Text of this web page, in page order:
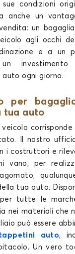
condizioni
anche un
un
agli occhi
e a un
investimento
ogni giorno.
per
tua auto
corrisponde
Il nostro
i costruttori e
vano, per
tua auto.
tutte le
nei materiali che
può essere
auto,
Un vero